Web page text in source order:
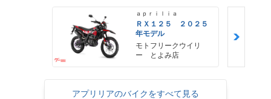
ａｐｒｉｌｉａ
ＲＸ１２５ ２０２５
年モデル
モトフリークウイリ
ー とよみ店
アプリリアのバイクをすべて見る